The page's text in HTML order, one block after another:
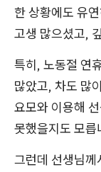
한 상황에도 유
고생 많으셨고,
특히, 노동절 연
많았고, 차도 많
요모와 이용해
못했을지도 모릅
그런데 선생님께